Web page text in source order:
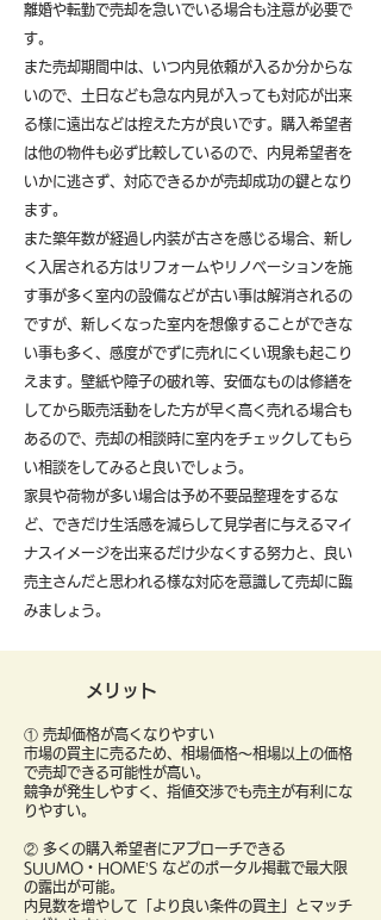
離婚や転勤で売却を急いでいる場合も注意が必要で
す。
また売却期間中は、いつ内見依頼が入るか分からな
いので、土日なども急な内見が入っても対応が出来
る様に遠出などは控えた方が良いです。購入希望者
は他の物件も必ず比較しているので、内見希望者を
いかに逃さず、対応できるかが売却成功の鍵となり
ます。
また築年数が経過し内装が古さを感じる場合、新し
く入居される方はリフォームやリノベーションを施
す事が多く室内の設備などが古い事は解消されるの
ですが、新しくなった室内を想像することができな
い事も多く、感度がでずに売れにくい現象も起こり
えます。壁紙や障子の破れ等、安価なものは修繕を
してから販売活動をした方が早く高く売れる場合も
あるので、売却の相談時に室内をチェックしてもら
い相談をしてみると良いでしょう。
​家具や荷物が多い場合は予め不要品整理をするな
ど、できだけ生活感を減らして見学者に与えるマイ
ナスイメージを出来るだけ少なくする努力と、良い
売主さんだと思われる様な対応を意識して売却に臨
みましょう。
メリット
① 売却価格が高くなりやすい
市場の買主に売るため、相場価格〜相場以上の価格
で売却できる可能性が高い。
競争が発生しやすく、指値交渉でも売主が有利にな
りやすい。
② 多くの購入希望者にアプローチできる
SUUMO・HOME’S などのポータル掲載で最大限
の露出が可能。
内見数を増やして「より良い条件の買主」とマッチ